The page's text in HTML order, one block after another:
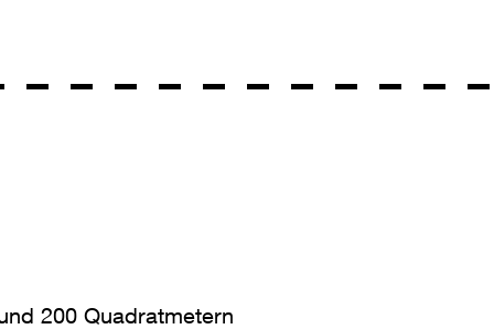
200 Quadratmetern